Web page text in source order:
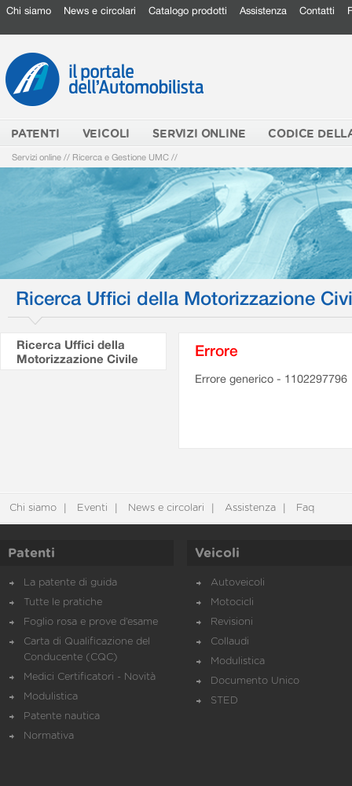
Chi siamo News e circolari Catalogo prodotti Assistenza Contatti
PATENTI VEICOLI SERVIZI ONLINE CODICE
Servizi online // Ricerca e Gestione UMC //
Ricerca Uffici della Motorizzazione
Ricerca Uffici della
Motorizzazione Civile
Errore
Errore generico - 1102297796
Chi siamo Eventi News e circolari Assistenza Faq
Patenti
La patente di guida
Tutte le pratiche
Foglio rosa e prove d’esame
Carta di Qualificazione del
Conducente (CQC)
Medici Certificatori - Novità
Modulistica
Patente nautica
Normativa
Veicoli
Autoveicoli
Motocicli
Revisioni
Collaudi
Modulistica
Documento Unico
STED